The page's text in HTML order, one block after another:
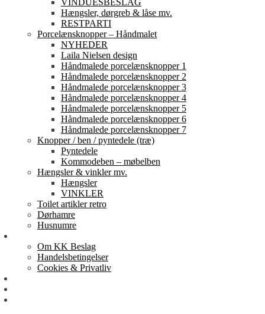
VINDUESBESLAG
Hængsler, dørgreb & låse mv.
RESTPARTI
Porcelænsknopper – Håndmalet
NYHEDER
Laila Nielsen design
Håndmalede porcelænsknopper 1
Håndmalede porcelænsknopper 2
Håndmalede porcelænsknopper 3
Håndmalede porcelænsknopper 4
Håndmalede porcelænsknopper 5
Håndmalede porcelænsknopper 6
Håndmalede porcelænsknopper 7
Knopper / ben / pyntedele (træ)
Pyntedele
Kommodeben – møbelben
Hængsler & vinkler mv.
Hængsler
VINKLER
Toilet artikler retro
Dørhamre
Husnumre
Om KK Beslag
Handelsbetingelser
Cookies & Privatliv